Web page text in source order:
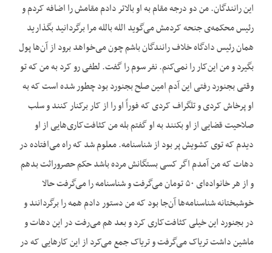
این رانندگان. من دو درجه مقام به او بالاتر دادم مقامش را اضافه کردم و
رئیس محکمه‌ی جنحه کردمش می‌گوید الله بالله مرا برگردانید بگذارید
همان رئیس دادگاه خلاف رانندگان باشم چون می‌خواهد برود از آن‌ها پول
بگیرد و من این‌کار را نمی‌کنم. نفر سوم را گفت. لطفی رو کرد به من که تو
وقتی بجنورد رفتی این آدم امین صلح بجنورد بود چطور شده است که به
او پرخاش کردی و تلگراف کردی که فوراً او را از کار برکنار کنند و سلب
صلاحیت قضایی از او بکنند به او گفتم بله من کثافت‌کاری‌هایی از او
دیدم که توی کشویش پر بود از شناسنامه. معلوم شد که راه می‌افتاده در
دهات که من آمدم اگر کسی بستگانش مرده باشد حکم حصروراثت بدهم
و از هر خانواده‌ای ۵۰ تومان می‌گرفت و شناسنامه را می‌گرفت حالا
خوشبختانه شناسنامه‌ها آن‌جا بود که من دستور دادم همه را برگردانند و
در بجنورد این خیلی کثافت‌کاری کرد و بعد هم می‌رفت در این دهات و
ماشین داشت تریاک می‌گرفت و تریاک جمع می‌کرد از این کارهایی که در